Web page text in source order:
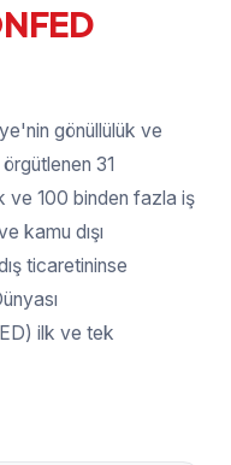
gönüllülük ve
örgütlenen 31
100 binden fazla iş
kamu dışı
ticaretininse
ilk ve tek